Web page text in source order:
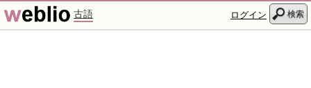
古語 ログイン 検索